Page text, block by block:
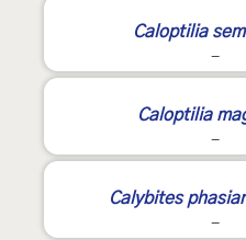
Caloptilia
-
Caloptilia
-
Calybites
-